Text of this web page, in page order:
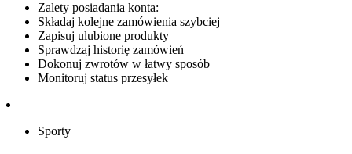
Zalety posiadania konta:
Składaj kolejne zamówienia szybciej
Zapisuj ulubione produkty
Sprawdzaj historię zamówień
Dokonuj zwrotów w łatwy sposób
Monitoruj status przesyłek
Sporty